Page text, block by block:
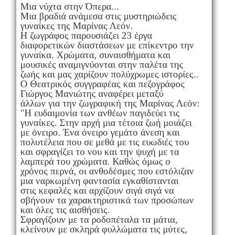
Μια νύχτα στην Όπερα...
Μια βραδιά ανάμεσα στις μυστηριώδεις
γυναίκες της Μαρίνας Λεόν.
Η ζωγράφος παρουσιάζει 23 έργα
διαφορετικών διαστάσεων με επίκεντρο την
γυναίκα. Χρώματα, συναισθήματα και
μουσικές αναμιγνύονται στην παλέτα της
ζωής και μας χαρίζουν πολύχρωμες ιστορίες..
Ο Θεατρικός συγγραφέας και πεζογράφος
Γιώργος Μανιώτης αναφέρει μεταξύ
άλλων για την ζωγραφική της Μαρίνας Λεόν:
"Η ευδαιμονία των ανθέων παγιδεύει τις
γυναίκες. Στην αρχή μια τέτοια ζωή μοιάζει
με όνειρο. Ένα όνειρο γεμάτο άνεση και
πολυτέλεια που σε μεθά με τις ευωδιές του
και σφραγίζει το νου και την ψυχή με τα
λαμπερά του χρώματα. Καθώς όμως ο
χρόνος περνά, οι ανθοδέσμες που εστόλιζαν
μια ναρκωμένη φαντασία εγκαθίστανται
στις κεφαλές και αρχίζουν σιγά σιγά να
σβήνουν τα χαρακτηριστικά των προσώπων
και όλες τις αισθήσεις.
Σφραγίζουν με τα ροδοπέταλα τα μάτια,
κλείνουν με σκληρά φυλλώματα τις μύτες,